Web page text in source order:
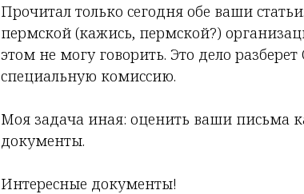
Прочитал только сегодня обе ваши
пермской (кажись, пермской?)
этом не могу говорить. Это дело
специальную комиссию.
Моя задача иная: оценить ваши письма
документы.
Интересные документы!